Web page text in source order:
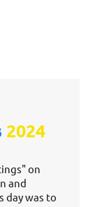
2024
on
and
day was to